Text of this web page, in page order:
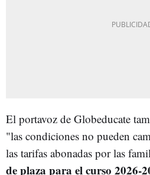
El portavoz de Globeducate
"las condiciones no pueden
las tarifas abonadas por las
de plaza para el curso 2026-